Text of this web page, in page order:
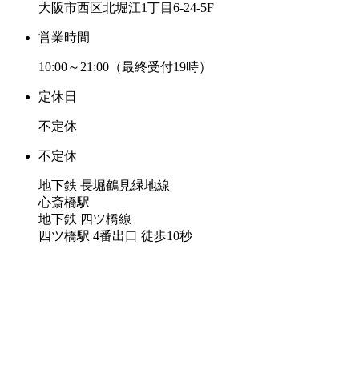
大阪市西区北堀江1丁目6-24-5F
営業時間
10:00～21:00（最終受付19時）
定休日
不定休
不定休
地下鉄 長堀鶴見緑地線
心斎橋駅
地下鉄 四ツ橋線
四ツ橋駅 4番出口 徒歩10秒